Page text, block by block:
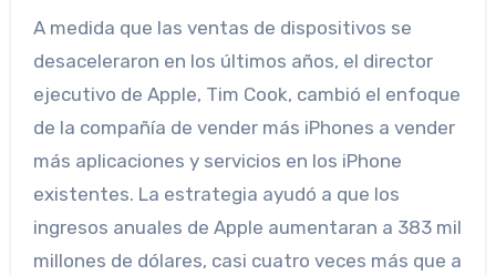
A medida que las ventas de dispositivos se
desaceleraron en los últimos años, el director
ejecutivo de Apple, Tim Cook, cambió el enfoque
de la compañía de vender más iPhones a vender
más aplicaciones y servicios en los iPhone
existentes. La estrategia ayudó a que los
ingresos anuales de Apple aumentaran a 383 mil
millones de dólares, casi cuatro veces más que a